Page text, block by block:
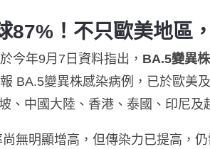
87% ！不只歐美地區
今年9月7日資料指出， BA.5變異
BA.5變異株感染病例，已於歐美
、中國大陸、香港、泰國、印尼及
無明顯增高，但傳染力已提高，